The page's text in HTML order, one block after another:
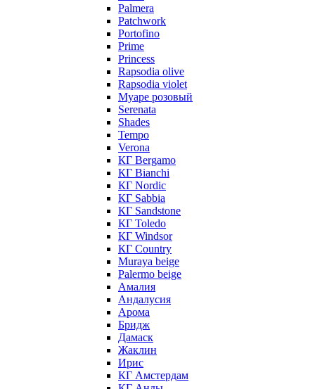
Palmera
Patchwork
Portofino
Prime
Princess
Rapsodia olive
Rapsodia violet
Муаре розовый
Serenata
Shades
Tempo
Verona
КГ Bergamo
КГ Bianchi
КГ Nordic
КГ Sabbia
КГ Sandstone
КГ Toledo
КГ Windsor
КГ Сountry
Muraya beige
Palermo beige
Амалия
Андалусия
Арома
Бридж
Дамаск
Жаклин
Ирис
КГ Амстердам